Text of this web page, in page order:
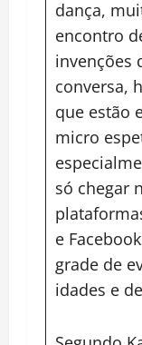
dança,
encontro
invenções
conversa,
que estão
micro
só chegar
e
grade de
idades e